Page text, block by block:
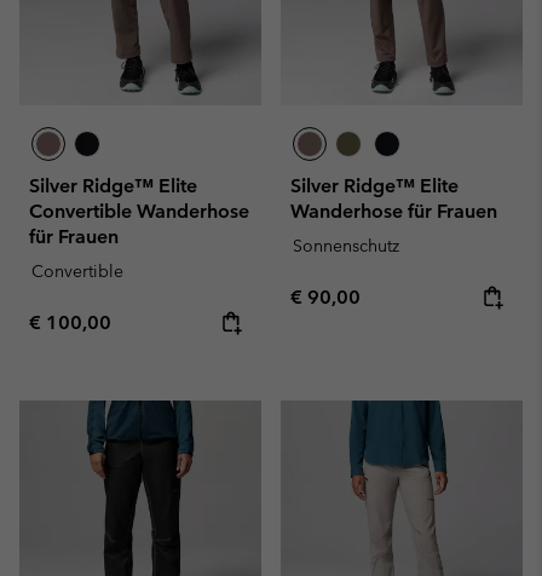
Silver Ridge™ Elite
Convertible Wanderhose
für Frauen
Convertible
Regular price:
€ 100,00
Silver Ridge™ Elite
Wanderhose für Frauen
Sonnenschutz
Regular price:
€ 90,00